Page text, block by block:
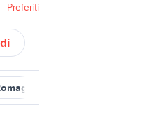
Preferiti